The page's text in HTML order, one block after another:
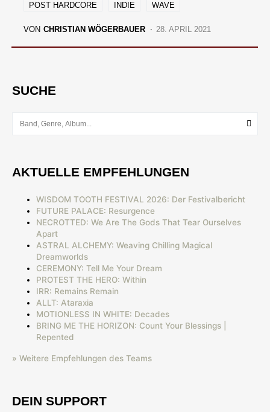
POST HARDCORE INDIE WAVE
VON CHRISTIAN WÖGERBAUER 28. APRIL 2021
SUCHE
AKTUELLE EMPFEHLUNGEN
WISDOM TOOTH FESTIVAL 2026: Der Festivalbericht
FUTURE PALACE: Resurgence
NECROTTED: We Are The Gods That Tear Ourselves
Apart
ASTRAL ALCHEMY: Weaving Chilling Magical
Dreamworlds
CEREMONY: Tell Me Your Dream
PROTEST THE HERO: Within
IRR: Remains Remain
ALLT: Ataraxia
MOTIONLESS IN WHITE: Decades
BRING ME THE HORIZON: Count Your Blessings |
Repented
» Weitere Empfehlungen des Teams
DEIN SUPPORT